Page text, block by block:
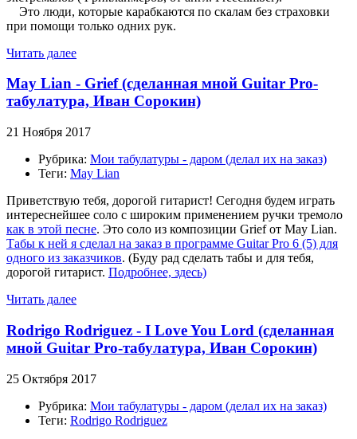
Это люди, которые карабкаются по скалам без страховки
при помощи только одних рук.
Читать далее
May Lian - Grief (сделанная мной Guitar Pro-
табулатура, Иван Сорокин)
21 Ноября 2017
Рубрика: Мои табулатуры - даром (делал их на заказ)
Теги: May Lian
Приветствую тебя, дорогой гитарист! Сегодня будем играть
интереснейшее соло с широким применением ручки тремоло
как в этой песне. Это соло из композиции Grief от May Lian.
Табы к ней я сделал на заказ в программе Guitar Pro 6 (5) для
одного из заказчиков. (Буду рад сделать табы и для тебя,
дорогой гитарист. Подробнее, здесь)
Читать далее
Rodrigo Rodriguez - I Love You Lord (сделанная
мной Guitar Pro-табулатура, Иван Сорокин)
25 Октября 2017
Рубрика: Мои табулатуры - даром (делал их на заказ)
Теги: Rodrigo Rodriguez